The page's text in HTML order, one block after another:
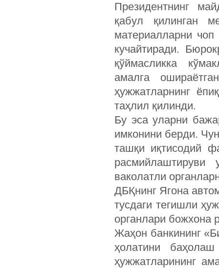
Президентнинг
қабул қилинган
материалларни
кучайтиради.
қўймасликка
амалга
ҳужжатларнинг
таҳлил қилинди.
Бу эса уларни
имконини берди.
ташқи иқтисодий
ваколатли
ДБҚнинг Ягона
тусдаги тегишли
органлари божхона
Жаҳон банкининг
ҳолатини
ҳужжатларининг